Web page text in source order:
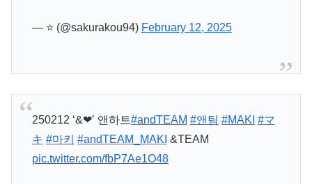
— ⭐ (@sakurakou94) February 12, 2025
250212 ‘&❤︎’ 앤하트#andTEAM #앤팀 #MAKI #マ
キ #마키 #andTEAM_MAKI &TEAM
pic.twitter.com/fbP7Ae1O48